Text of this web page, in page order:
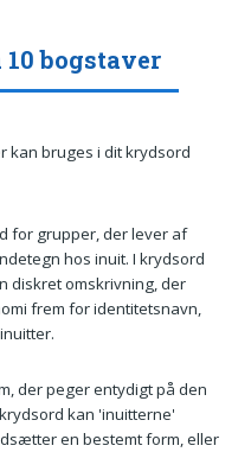
bogstaver
kan bruges i dit krydsord
for grupper, der lever af
hos inuit. I krydsord
diskret omskrivning, der
frem for identitetsnavn,
der peger entydigt på den
kan 'inuitterne'
en bestemt form, eller